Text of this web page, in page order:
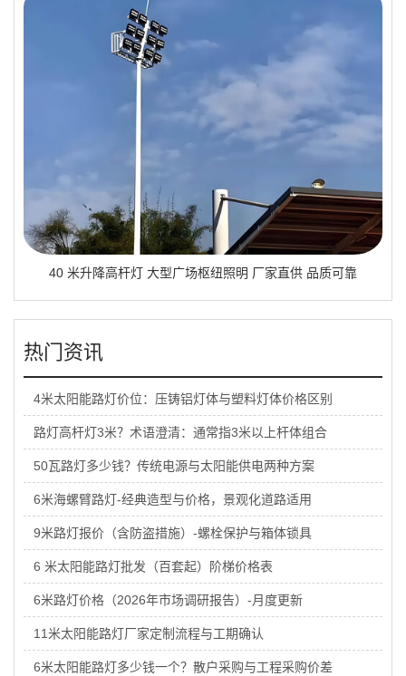
40 米升降高杆灯 大型广场枢纽照明 厂家直供 品质可靠
热门资讯
4米太阳能路灯价位：压铸铝灯体与塑料灯体价格区别
路灯高杆灯3米？术语澄清：通常指3米以上杆体组合
50瓦路灯多少钱？传统电源与太阳能供电两种方案
6米海螺臂路灯-经典造型与价格，景观化道路适用
9米路灯报价（含防盗措施）-螺栓保护与箱体锁具
6 米太阳能路灯批发（百套起）阶梯价格表
6米路灯价格（2026年市场调研报告）-月度更新
11米太阳能路灯厂家定制流程与工期确认
6米太阳能路灯多少钱一个？散户采购与工程采购价差